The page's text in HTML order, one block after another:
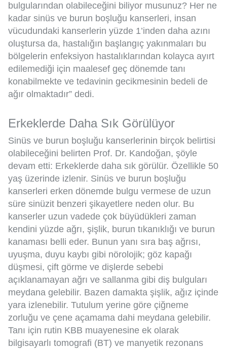
bulgularından olabileceğini biliyor musunuz? Her ne
kadar sinüs ve burun boşluğu kanserleri, insan
vücudundaki kanserlerin yüzde 1’inden daha azını
oluştursa da, hastalığın başlangıç yakınmaları bu
bölgelerin enfeksiyon hastalıklarından kolayca ayırt
edilemediği için maalesef geç dönemde tanı
konabilmekte ve tedavinin gecikmesinin bedeli de
ağır olmaktadır” dedi.
Erkeklerde Daha Sık Görülüyor
Sinüs ve burun boşluğu kanserlerinin birçok belirtisi
olabileceğini belirten Prof. Dr. Kandoğan, şöyle
devam etti: Erkeklerde daha sık görülür. Özellikle 50
yaş üzerinde izlenir. Sinüs ve burun boşluğu
kanserleri erken dönemde bulgu vermese de uzun
süre sinüzit benzeri şikayetlere neden olur. Bu
kanserler uzun vadede çok büyüdükleri zaman
kendini yüzde ağrı, şişlik, burun tıkanıklığı ve burun
kanaması belli eder. Bunun yanı sıra baş ağrısı,
uyuşma, duyu kaybı gibi nörolojik; göz kapağı
düşmesi, çift görme ve dişlerde sebebi
açıklanamayan ağrı ve sallanma gibi diş bulguları
meydana gelebilir. Bazen damakta şişlik, ağız içinde
yara izlenebilir. Tutulum yerine göre çiğneme
zorluğu ve çene açamama dahi meydana gelebilir.
Tanı için rutin KBB muayenesine ek olarak
bilgisayarlı tomografi (BT) ve manyetik rezonans